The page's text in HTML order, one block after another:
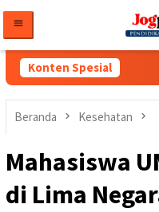
konten
Konten Spesial
Beranda Kesehatan
Mahasiswa
di Lima